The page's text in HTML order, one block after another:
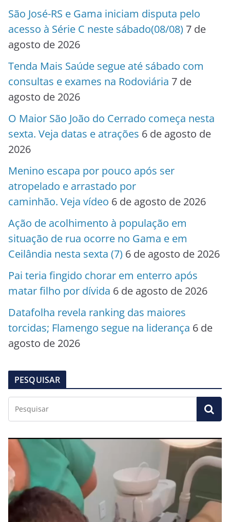
São José-RS e Gama iniciam disputa pelo
acesso à Série C neste sábado(08/08) 7 de
agosto de 2026
Tenda Mais Saúde segue até sábado com
consultas e exames na Rodoviária 7 de
agosto de 2026
O Maior São João do Cerrado começa nesta
sexta. Veja datas e atrações 6 de agosto de
2026
Menino escapa por pouco após ser
atropelado e arrastado por
caminhão. Veja vídeo 6 de agosto de 2026
Ação de acolhimento à população em
situação de rua ocorre no Gama e em
Ceilândia nesta sexta (7) 6 de agosto de 2026
Pai teria fingido chorar em enterro após
matar filho por dívida 6 de agosto de 2026
Datafolha revela ranking das maiores
torcidas; Flamengo segue na liderança 6 de
agosto de 2026
PESQUISAR